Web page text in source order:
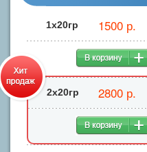
1x20гр 1500 р.
2х20гр 2800 р.